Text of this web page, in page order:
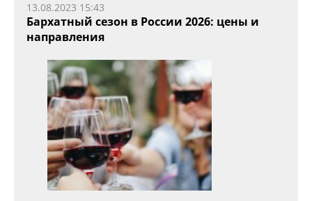
13.08.2023 15:43
Бархатный сезон в России 2026: цены и
направления